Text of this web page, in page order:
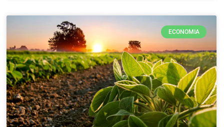
ECONOMIA